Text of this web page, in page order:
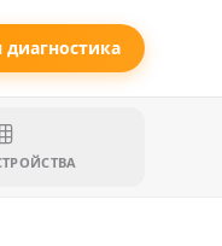
диагностика